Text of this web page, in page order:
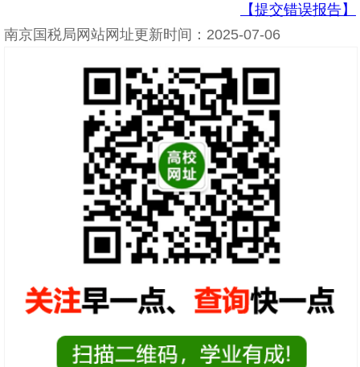
【提交错误报告】
南京国税局网站网址更新时间：2025-07-06